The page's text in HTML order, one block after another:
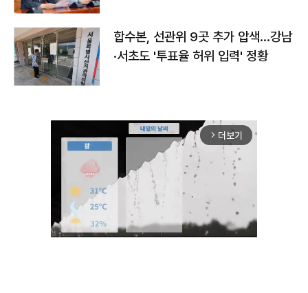
합수본, 선관위 9곳 추가 압색…강남
·서초도 '투표율 허위 입력' 정황
arrow_forward_ios 더보기